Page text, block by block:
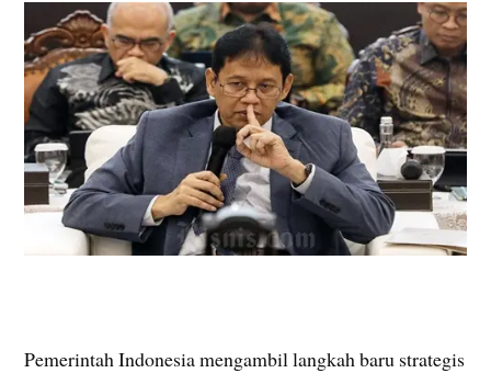
Pemerintah Indonesia mengambil langkah baru strategis